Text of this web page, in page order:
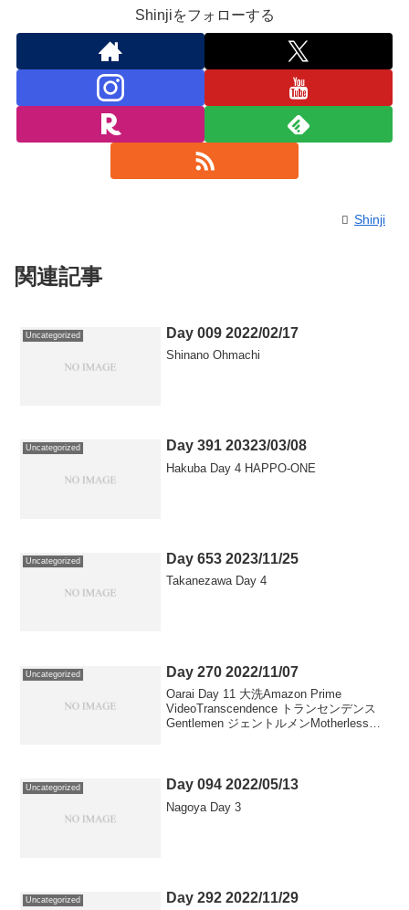
Shinjiをフォローする
Shinji
関連記事
Uncategorized Day 009 2022/02/17
Shinano Ohmachi
Uncategorized Day 391 20323/03/08
Hakuba Day 4 HAPPO-ONE
Uncategorized Day 653 2023/11/25
Takanezawa Day 4
Uncategorized Day 270 2022/11/07
Oarai Day 11 大洗Amazon Prime
VideoTranscendence トランセンデンス
Gentlemen ジェントルメンMotherless
Uncategorized Day 094 2022/05/13
Nagoya Day 3
Uncategorized Day 292 2022/11/29